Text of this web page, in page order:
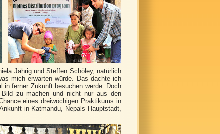
Jährig und Steffen Schöley, natürlich
mich erwarten würde. Das dachte ich
in ferner Zukunft besuchen werde. Doch
zu machen und nicht nur aus den
eines dreiwöchigen Praktikums in
in Katmandu, Nepals Hauptstadt,